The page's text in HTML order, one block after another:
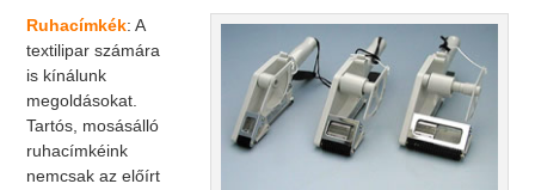
Ruhacímkék: A
textilipar számára
is kínálunk
megoldásokat.
Tartós, mosásálló
ruhacímkéink
nemcsak az előírt